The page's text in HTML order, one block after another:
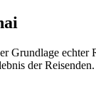
Grundlage echter
der